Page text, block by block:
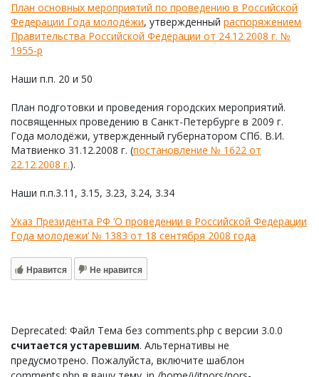
План основных мероприятий по проведению в Российской
Федерации Года молодёжи, утвержденный распоряжением
Правительства Российской Федерации от 24.12.2008 г. №
1955-р
Наши п.п. 20 и 50
План подготовки и проведения городских мероприятий.
посвященных проведению в Санкт-Петербурге в 2009 г.
Года молодёжи, утвержденный губернатором СПб. В.И.
Матвиенко 31.12.2008 г. (постановление № 1622 от
22.12.2008 г.).
Наши п.п.3.11, 3.15, 3.23, 3.24, 3.34
Указ Президента РФ ‘О проведении в Российской Федерации
Года молодежи’ № 1383 от 18 сентября 2008 года
Нравится Не нравится
Deprecated: Файл Тема без comments.php с версии 3.0.0
считается устаревшим. Альтернативы не
предусмотрено. Пожалуйста, включите шаблон